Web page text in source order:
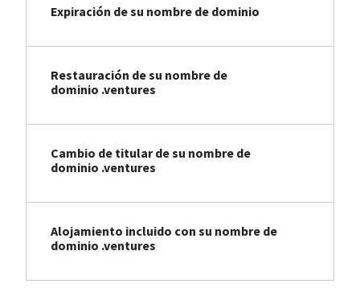
Expiración de su nombre de dominio
Restauración de su nombre de
dominio .ventures
Cambio de titular de su nombre de
dominio .ventures
Alojamiento incluido con su nombre de
dominio .ventures